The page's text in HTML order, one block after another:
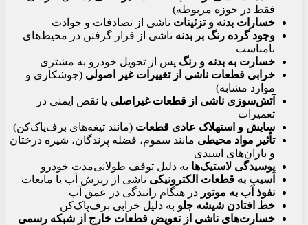
فقط در حوزه مربوطه)
خسارات بدنه و تزئینات ناشی از تصادفات و حوادث
وجود گرده رنگ بر بدنه ناشی از قرار گرفتن در محیط‌های
نامناسب
خسارت به بدنه و رنگ پس از تحویل خودرو به مشتری
خرابی قطعات ناشی از تغییرات غیر اصولی (جوشکاری و
موارد مشابه)
آتش‌سوزی ناشی از قطعات غیراصلی یا نقص ایمنی در
تعمیرات
سایش و استهلاک عادی قطعات (مانند تیغه‌های برف‌پاک‌کن)
تأثیر مواد محیطی مانند سموم، فضله پرندگان، شیره درختان
و باران‌های اسیدی
پوسیدگی لاستیک‌ها به دلیل توقف طولانی‌مدت خودرو
آسیب به قطعات الکترونیکی ناشی از ریزش آب یا مایعات
نفوذ آب به موتور در هنگام رانندگی در عمق آب
خط افتادن شیشه جلو به دلیل خرابی برف‌پاک‌کن
خسارت‌های ناشی از تعویض قطعات خارج از شبکه رسمی